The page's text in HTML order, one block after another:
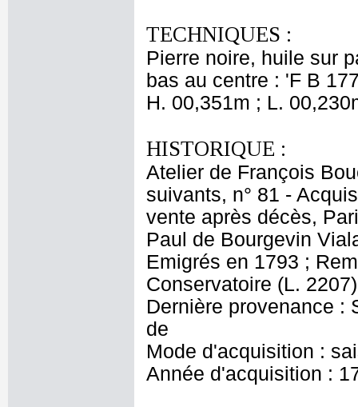
TECHNIQUES :
Pierre noire, huile sur
bas au centre : 'F B
H. 00,351m ; L.
HISTORIQUE :
Atelier de François
suivants, n° 81 -
vente après décès,
Paul de Bourgevin
Emigrés en 1793 ;
Conservatoire (L.
Dernière provenance :
de
Mode d'acquisition :
Année d'acquisition :